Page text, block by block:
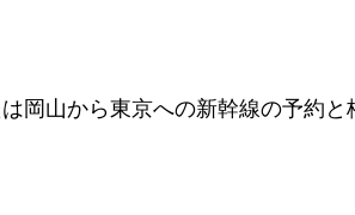
岡山から東京への新幹線の予約と